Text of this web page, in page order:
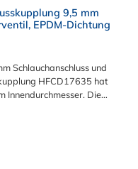
9,5 mm
EPDM-Dichtung
Schlauchanschluss und
HFCD17635 hat
Innendurchmesser. Die
bis 8,6 bar Max.
Preis: